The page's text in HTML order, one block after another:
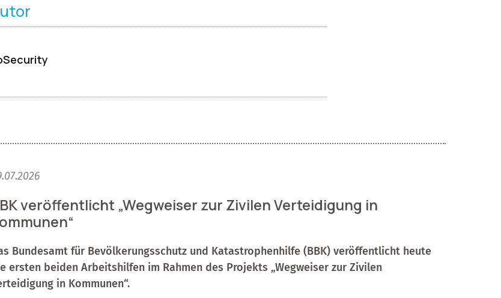
veröffentlicht „Wegweiser zur Zivilen Verteidigung in
Bundesamt für Bevölkerungsschutz und Katastrophenhilfe (BBK) veröffentlicht heute
ersten beiden Arbeitshilfen im Rahmen des Projekts „Wegweiser zur Zivilen
in Kommunen“.